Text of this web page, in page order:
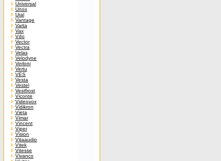
Universal
Unox
Ural
Vantage
Varta
Vax
Vdo
Vector
Vectra
Velas
Velodyne
Verloni
Vertu
VES
Vesta
Vestel
Vestfrost
Viconte
Videovox
Vidikron
Vieta
Vimar
Vincent
Viper
Vision
Vitaaudio
Vitek
Vitesse
Vivanco